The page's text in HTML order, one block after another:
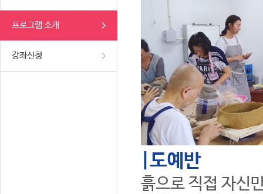
프로그램 소개
강좌신청
|도예반
흙으로 직접 자신